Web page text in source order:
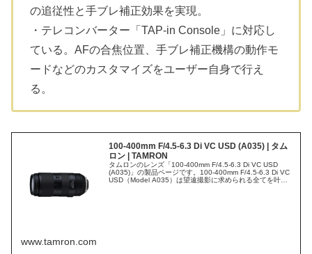
の追従性と手ブレ補正効果を実現。
・テレコンバーター「TAP-in Console」に対応し
ている。AFの合焦位置、手ブレ補正機構の動作モ
ードなどのカスタマイズをユーザー自身で行え
る。
100-400mm F/4.5-6.3 Di VC USD (A035) | タム
ロン | TAMRON
タムロンのレンズ「100-400mm F/4.5-6.3 Di VC USD
(A035)」の製品ページです。100-400mm F/4.5-6.3 Di VC
USD（Model A035）は望遠撮影に求められる全てを叶え
www.tamron.com